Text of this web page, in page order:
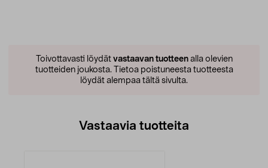
Toivottavasti löydät vastaavan tuotteenalla olevien
tuotteiden joukosta. Tietoa poistuneesta tuotteesta
löydät alempaa tältä sivulta.
Vastaavia tuotteita